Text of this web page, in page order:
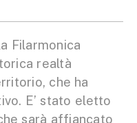
Filarmonica
realtà
che ha
E’ stato eletto
sarà affiancato